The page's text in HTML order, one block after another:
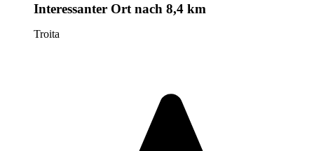
Interessanter Ort nach 8,4 km
Troita